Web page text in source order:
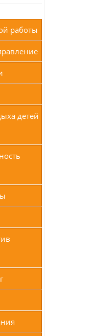
работы
детей